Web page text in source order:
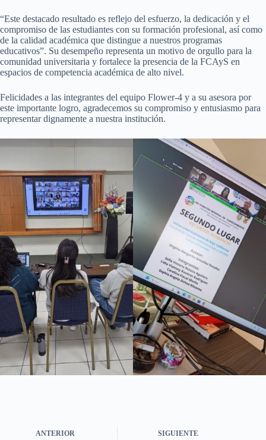
“Este destacado resultado es reflejo del esfuerzo, la dedicación y el
compromiso de las estudiantes con su formación profesional, así como
de la calidad académica que distingue a nuestros programas
educativos”. Su desempeño representa un motivo de orgullo para la
comunidad universitaria y fortalece la presencia de la FCAyS en
espacios de competencia académica de alto nivel.
Felicidades a las integrantes del equipo Flower-4 y a su asesora por
este importante logro, agradecemos su compromiso y entusiasmo para
representar dignamente a nuestra institución.
ANTERIOR SIGUIENTE